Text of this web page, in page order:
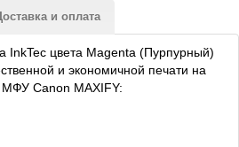
и оплата
InkTec цвета Magenta (Пурпурный)
и экономичной печати на
Canon MAXIFY: